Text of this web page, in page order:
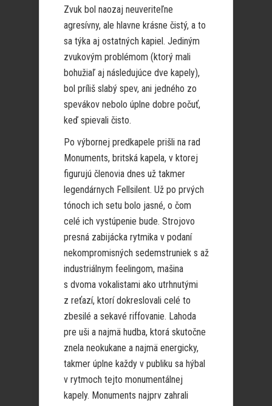
Zvuk bol naozaj neuveriteľne
agresívny, ale hlavne krásne čistý, a to
sa týka aj ostatných kapiel. Jediným
zvukovým problémom (ktorý mali
bohužiaľ aj následujúce dve kapely),
bol príliš slabý spev, ani jedného zo
spevákov nebolo úplne dobre počuť,
keď spievali čisto.
Po výbornej predkapele prišli na rad
Monuments, britská kapela, v ktorej
figurujú členovia dnes už takmer
legendárnych Fellsilent. Už po prvých
tónoch ich setu bolo jasné, o čom
celé ich vystúpenie bude. Strojovo
presná zabijácka rytmika v podaní
nekompromisných sedemstruniek s až
industriálnym feelingom, mašina
s dvoma vokalistami ako utrhnutými
z reťazí, ktorí dokreslovali celé to
zbesilé a sekavé riffovanie. Lahoda
pre uši a najmä hudba, ktorá skutočne
znela neokukane a najmä energicky,
takmer úplne každy v publiku sa hýbal
v rytmoch tejto monumentálnej
kapely. Monuments najprv zahrali